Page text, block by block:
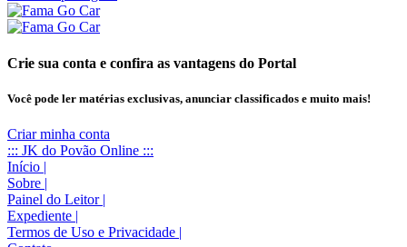
Crie sua conta e confira as vantagens do Portal
Você pode ler matérias exclusivas, anunciar classificados e muito mais!
Criar minha conta
::: JK do Povão Online :::
Início |
Sobre |
Painel do Leitor |
Expediente |
Termos de Uso e Privacidade |